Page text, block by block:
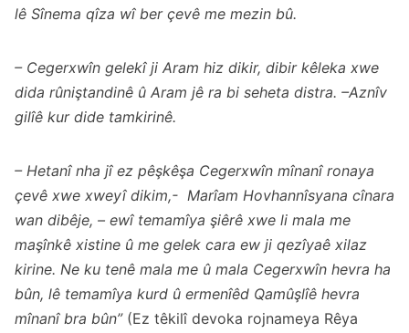
lê Sînema qîza wî ber çevê me mezin bû.
– Cegerxwîn gelekî ji Aram hiz dikir, dibir kêleka xwe
dida rûniştandinê û Aram jê ra bi seheta distra. –Aznîv
gilîê kur dide tamkirinê.
– Hetanî nha jî ez pêşkêşa Cegerxwîn mînanî ronaya
çevê xwe xweyî dikim,- Marîam Hovhannîsyana cînara
wan dibêje, – ewî temamîya şiêrê xwe li mala me
maşînkê xistine û me gelek cara ew ji qezîyaê xilaz
kirine. Ne ku tenê mala me û mala Cegerxwîn hevra ha
bûn, lê temamîya kurd û ermenîêd Qamûşlîê hevra
mînanî bra bûn” (Ez têkilî devoka rojnameya Rêya